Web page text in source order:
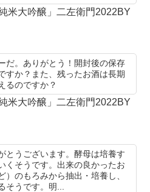
米大吟醸」二左衛門2022BY
だ。ありがとう！開封後の保存
すか？また、残ったお酒は長期
るのですか？
米大吟醸」二左衛門2022BY
とうございます。酵母は培養す
くそうです。出来の良かったお
のもろみから抽出・培養し、
そうです。明...